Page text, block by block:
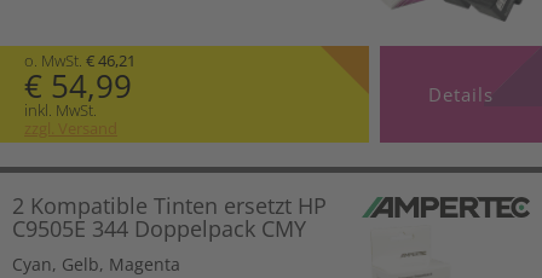
o. MwSt. € 46,21
€ 54,99
inkl. MwSt.
zzgl. Versand
Details
2 Kompatible Tinten ersetzt HP
C9505E 344 Doppelpack CMY
Cyan, Gelb, Magenta